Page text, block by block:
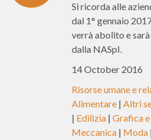
Si ricorda alle
dal 1° gennaio
verrà abolito e
dalla NASpI.
14 October 2016
Risorse umane e
Alimentare | Altri
| Edilizia | Grafica
Meccanica | Moda |